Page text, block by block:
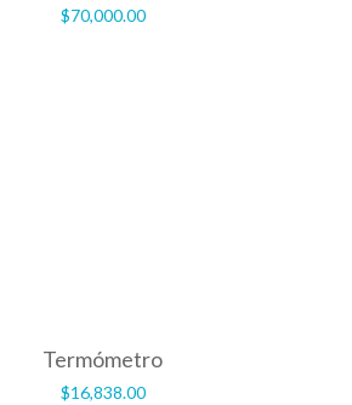
$70,000.00
Termómetro
$16,838.00